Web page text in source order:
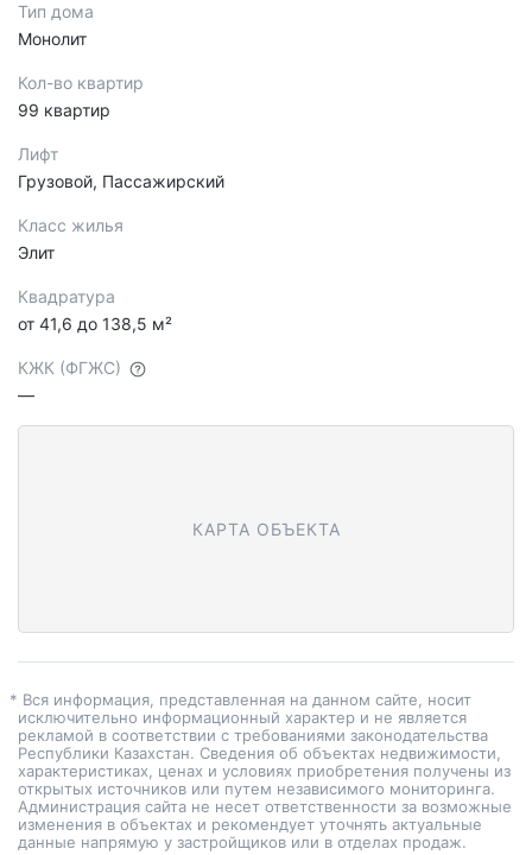
Тип дома
Монолит
Кол-во квартир
99 квартир
Лифт
Грузовой, Пассажирский
Класс жилья
Элит
Квадратура
от 41,6 до 138,5 м²
КЖК (ФГЖС)
—
КАРТА ОБЪЕКТА
* Вся информация, представленная на данном сайте, носит
исключительно информационный характер и не является
рекламой в соответствии с требованиями законодательства
Республики Казахстан. Сведения об объектах недвижимости,
характеристиках, ценах и условиях приобретения получены из
открытых источников или путем независимого мониторинга.
Администрация сайта не несет ответственности за возможные
изменения в объектах и рекомендует уточнять актуальные
данные напрямую у застройщиков или в отделах продаж.